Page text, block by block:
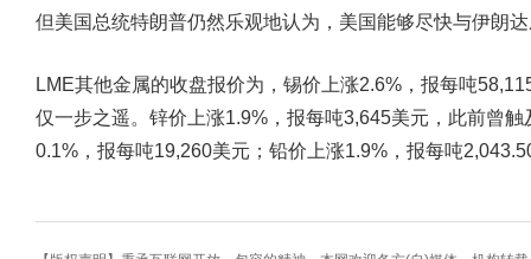
但美国总统特朗普仍然乐观地认为，美国能够尽快与伊朗
LME其他金属的收盘报价为，锡价上涨2.6%，报每吨
仅一步之遥。锌价上涨1.9%，报每吨3,645美元，此前曾
0.1%，报每吨19,260美元；铅价上涨1.9%，报每吨